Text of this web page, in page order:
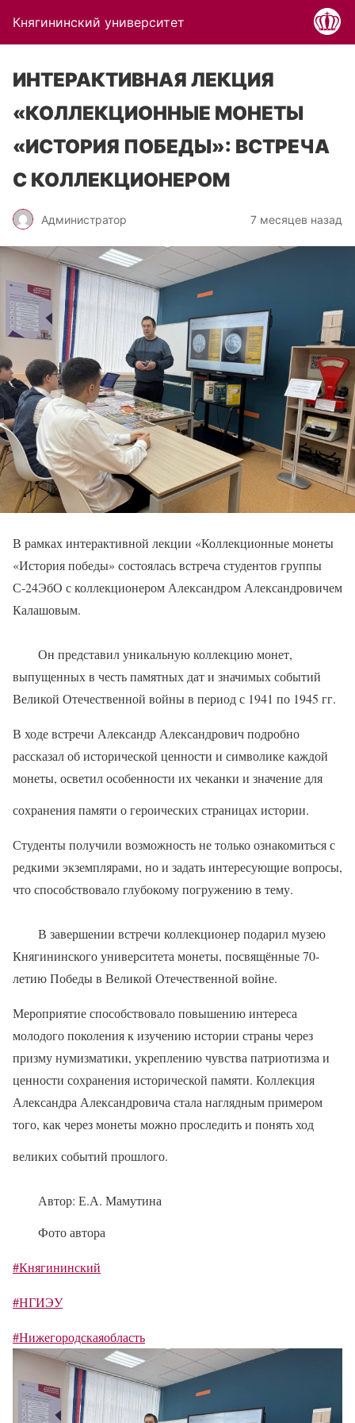
Княгининский университет
ИНТЕРАКТИВНАЯ ЛЕКЦИЯ
«КОЛЛЕКЦИОННЫЕ МОНЕТЫ
«ИСТОРИЯ ПОБЕДЫ»: ВСТРЕЧА
С КОЛЛЕКЦИОНЕРОМ
Администратор 7 месяцев назад
В рамках интерактивной лекции «Коллекционные монеты
«История победы» состоялась встреча студентов группы
С-24ЭбО с коллекционером Александром Александровичем
Калашовым.
Он представил уникальную коллекцию монет,
выпущенных в честь памятных дат и значимых событий
Великой Отечественной войны в период с 1941 по 1945 гг.
В ходе встречи Александр Александрович подробно
рассказал об исторической ценности и символике каждой
монеты, осветил особенности их чеканки и значение для
сохранения памяти о героических страницах истории.
Студенты получили возможность не только ознакомиться с
редкими экземплярами, но и задать интересующие вопросы,
что способствовало глубокому погружению в тему.
В завершении встречи коллекционер подарил музею
Княгининского университета монеты, посвящённые 70-
летию Победы в Великой Отечественной войне.
Мероприятие способствовало повышению интереса
молодого поколения к изучению истории страны через
призму нумизматики, укреплению чувства патриотизма и
ценности сохранения исторической памяти. Коллекция
Александра Александровича стала наглядным примером
того, как через монеты можно проследить и понять ход
великих событий прошлого.
Автор: Е.А. Мамутина
Фото автора
#Княгининский
#НГИЭУ
#Нижегородскаяобласть